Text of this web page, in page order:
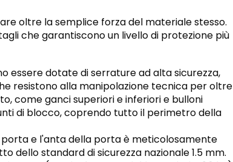
oltre la semplice forza del materiale stesso.
che garantiscono un livello di protezione più
essere dotate di serrature ad alta sicurezza,
resistono alla manipolazione tecnica per oltre
come ganci superiori e inferiori e bulloni
di blocco, coprendo tutto il perimetro della
porta e l'anta della porta è meticolosamente
dello standard di sicurezza nazionale 1.5 mm.